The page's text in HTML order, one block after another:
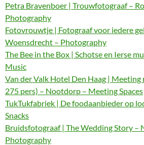
Petra Bravenboer | Trouwfotograaf –
Photography
Fotovrouwtje | Fotograaf voor iedere
Woensdrecht – Photography
The Bee in the Box | Schotse en Ierse
Music
Van der Valk Hotel Den Haag |
275 pers) – Nootdorp – Meeting Spaces
TukTukfabriek | De foodaanbieder op
Snacks
Bruidsfotograaf | The Wedding Story –
Photography